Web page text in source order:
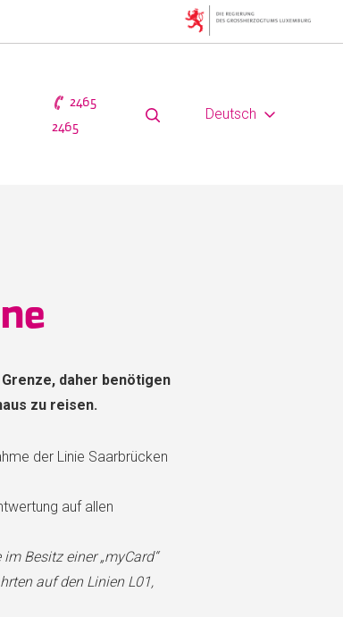
2465
2465
Deutsch
daher benötigen
zu reisen.
der Linie Saarbrücken
auf allen
Besitz einer „myCard“
auf den Linien L01,